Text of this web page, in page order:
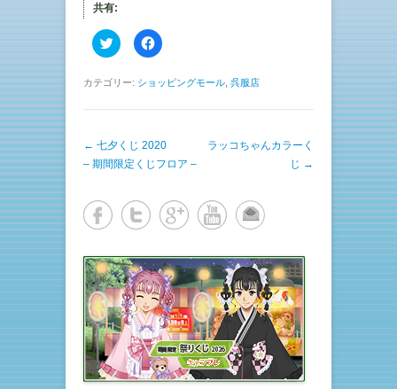
共有:
ク
リ
し
w
t
e
r
新
ウ
ィ
ン
ド
ウ
で
開
き
ま
す
F
a
b
k
有
す
る
ク
リ
ッ
ク
て
く
だ
さ
い
(
新
し
い
ウ
ィ
ン
ド
カテゴリー: ショッピングモール 呉服店
投稿ナビゲーション
← 七夕くじ 2020
– 期間限定くじフロア –
ラッコちゃんカラーく
じ →